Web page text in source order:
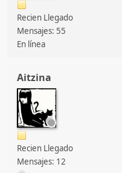
Recien Llegado
Mensajes: 55
En línea
Aitzina
Recien Llegado
Mensajes: 12